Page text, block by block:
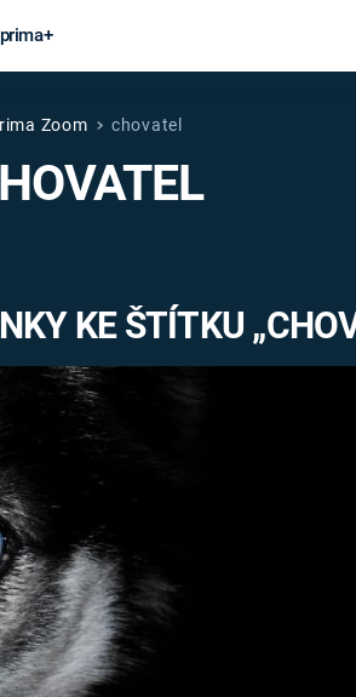
a
VÁLEČNÉ
a
PŘÍBĚHY
DĚJIN
Zoom chovatel
KE ŠTÍTKU